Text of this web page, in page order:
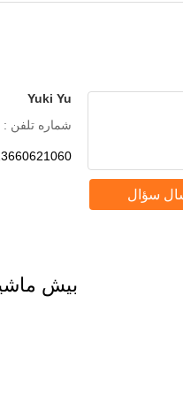
Yuki Yu
شماره تلفن :
سؤال
بیش